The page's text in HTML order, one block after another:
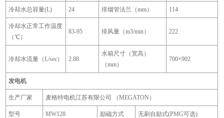
冷却水总容量(L) 24 排烟管法兰（mm） 114
冷却水正常工作温度
（℃）
83-95 排风量（m3/min） 222
冷却水流量（L/sec） 2.88
水箱尺寸（宽高）
（mm）
700×902
发电机
生产厂家 麦格特电机江苏有限公司 （MEGATON）
型号 MW128 励磁方式 无刷自励式(PMG可选)